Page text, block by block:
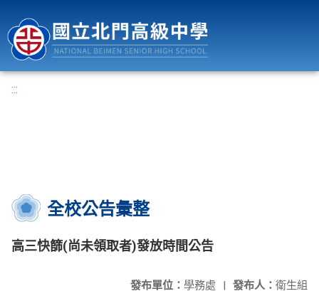
:::
全校公告彙整
高三快篩(尚未領取者)發放時間公告
發布人： 衛生組
發布單位： 學務處 |